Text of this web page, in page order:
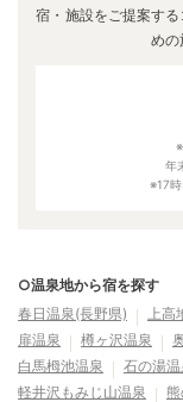
宿・施設をご提案す
めの
年
※17時
○温泉地から宿を探す
春日温泉(長野県)
上高
扉温泉
樽ヶ沢温泉
白馬栂池温泉
石の湯温
軽井沢もみじ山温泉